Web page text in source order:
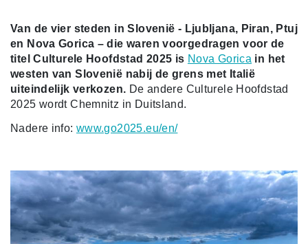
Van de vier steden in Slovenië - Ljubljana, Piran, Ptuj
en Nova Gorica – die waren voorgedragen voor de
titel Culturele Hoofdstad 2025 is Nova Gorica in het
westen van Slovenië nabij de grens met Italië
uiteindelijk verkozen. De andere Culturele Hoofdstad
2025 wordt Chemnitz in Duitsland.
Nadere info: www.go2025.eu/en/